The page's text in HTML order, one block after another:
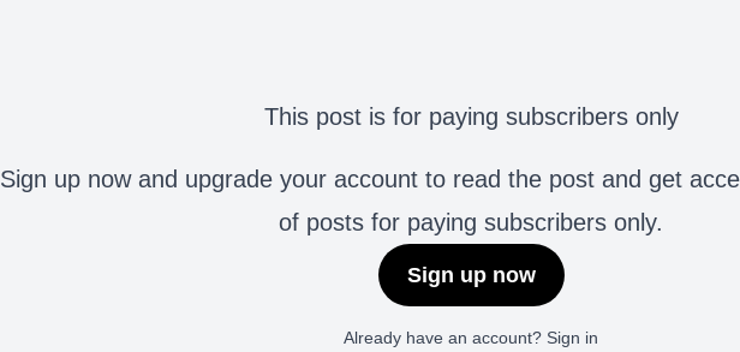
This post is for paying subscribers only
Sign up now and upgrade your account to read the post and get
of posts for paying subscribers only.
Sign up now
Already have an account? Sign in